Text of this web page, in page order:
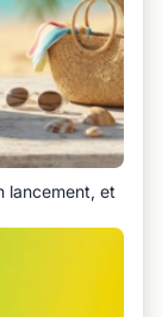
lancement, et